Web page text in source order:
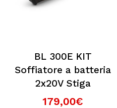
e durano più a lungo,
intuitivo, avrai a portata
del tuo tagliaerba.
STIGA Serie 500, 700 e
permette di gestire le
BL 300E KIT
Soffiatore a batteria
2x20V Stiga
179,00€